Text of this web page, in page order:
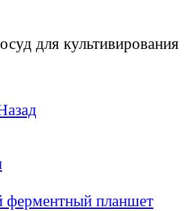
для культивирования
ферментный планшет